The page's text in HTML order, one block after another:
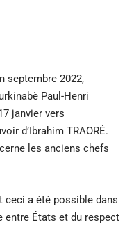
septembre 2022,
Paul-Henri
janvier vers
d’Ibrahim TRAORÉ.
les anciens chefs
ceci a été possible dans
entre États et du respect